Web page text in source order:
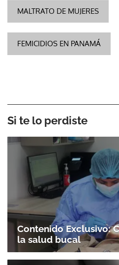
MALTRATO DE MUJERES
FEMICIDIOS EN PANAMÁ
Si te lo perdiste
Contenido Exclusivo:
la salud bucal